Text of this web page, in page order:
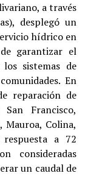
a través
desplegó un
hídrico en
garantizar el
sistemas de
En
reparación de
Francisco,
Mauroa, Colina,
a 72
consideradas
un caudal de